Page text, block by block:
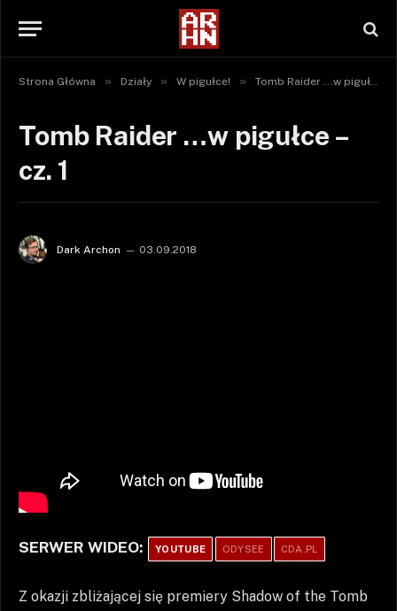
Strona Główna » Działy » W pigułce! » Tomb Raider ...w pigułce
Tomb Raider …w pigułce –
cz. 1
Dark Archon 03.09.2018
SERWER WIDEO: YOUTUBE ODYSEE CDA.PL
Z okazji zbliżającej się premiery Shadow of the Tomb